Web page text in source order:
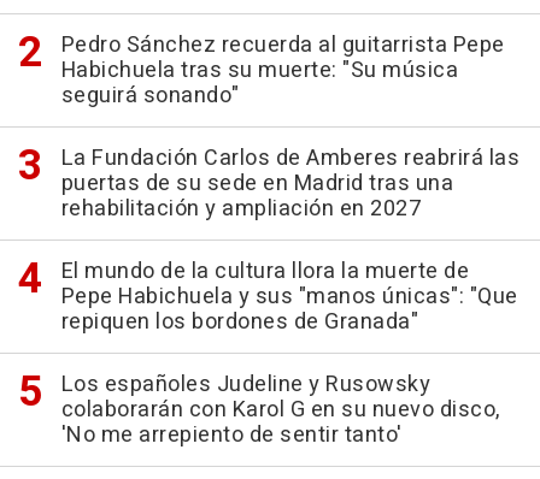
Pedro Sánchez recuerda al guitarrista Pepe
Habichuela tras su muerte: "Su música
seguirá sonando"
La Fundación Carlos de Amberes reabrirá las
puertas de su sede en Madrid tras una
rehabilitación y ampliación en 2027
El mundo de la cultura llora la muerte de
Pepe Habichuela y sus "manos únicas": "Que
repiquen los bordones de Granada"
Los españoles Judeline y Rusowsky
colaborarán con Karol G en su nuevo disco,
'No me arrepiento de sentir tanto'